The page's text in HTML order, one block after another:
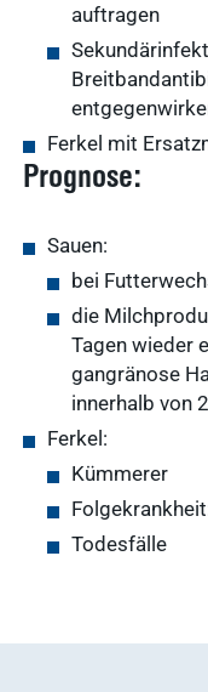
Ergebnisse
anzeigen
Mitgliedschaft
Ergebnisse
anzeigen
Nachhaltigkeit
Ergebnisse
anzeigen
WDT Info
Ergebnisse
anzeigen
auftragen
Ferkel mit
Prognose:
Sauen:
bei
die
Tagen wieder
gangränose
innerhalb von
Ferkel:
Kümmerer
Todesfälle